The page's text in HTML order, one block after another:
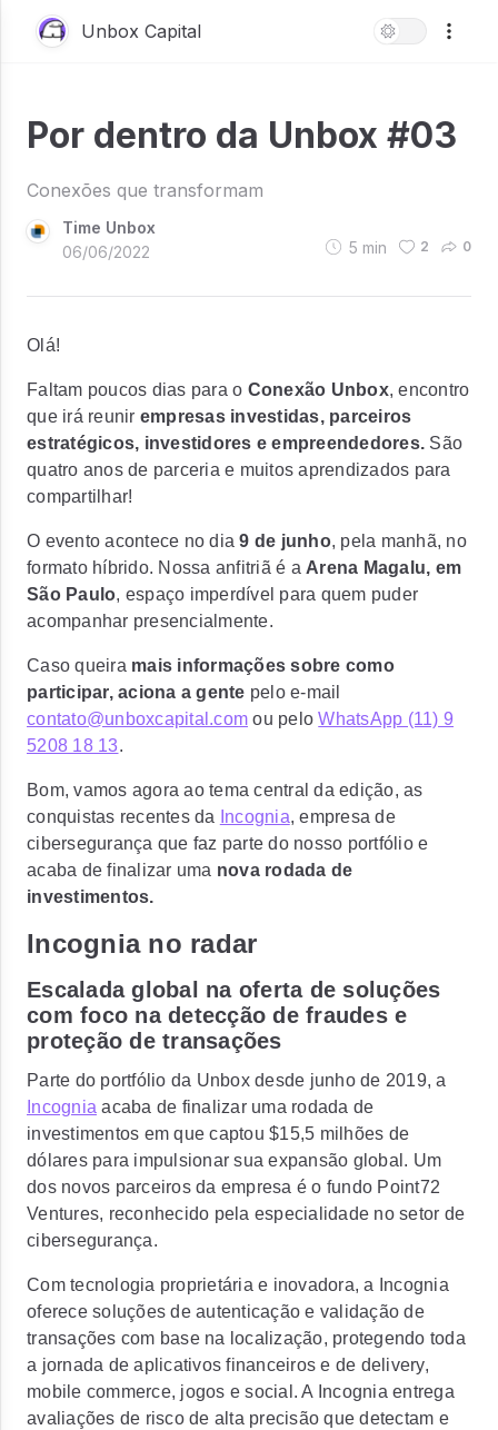
Unbox Capital
Por dentro da Unbox #03
Conexões que transformam
Time Unbox
06/06/2022
5 min 2 0
Olá!
Faltam poucos dias para o Conexão Unbox, encontro
que irá reunir empresas investidas, parceiros
estratégicos, investidores e empreendedores. São
quatro anos de parceria e muitos aprendizados para
compartilhar!
O evento acontece no dia9 de junho, pela manhã, no
formato híbrido. Nossa anfitriã é a Arena Magalu, em
São Paulo, espaço imperdível para quem puder
acompanhar presencialmente.
Caso queira mais informações sobre como
participar, aciona a gente pelo e-mail
contato@unboxcapital.com ou peloWhatsApp (11) 9
5208 18 13.
Bom, vamos agora ao tema central da edição, as
conquistas recentes da
Incognia, empresa de
cibersegurança que faz parte do nosso portfólio e
acaba de finalizar uma nova rodada de
investimentos.
Incognia no radar
Escalada global na oferta de soluções
com foco na detecção de fraudes e
proteção de transações
Parte do portfólio da Unbox desde junho de 2019, a
Incognia acaba de finalizar uma rodada de
investimentos em que captou $15,5 milhões de
dólares para impulsionar sua expansão global. Um
dos novos parceiros da empresa é o fundo Point72
Ventures, reconhecido pela especialidade no setor de
cibersegurança.
Com tecnologia proprietária e inovadora, a Incognia
oferece soluções de autenticação e validação de
transações com base na localização, protegendo toda
a jornada de aplicativos financeiros e de delivery,
mobile commerce, jogos e social. A Incognia entrega
avaliações de risco de alta precisão que detectam e